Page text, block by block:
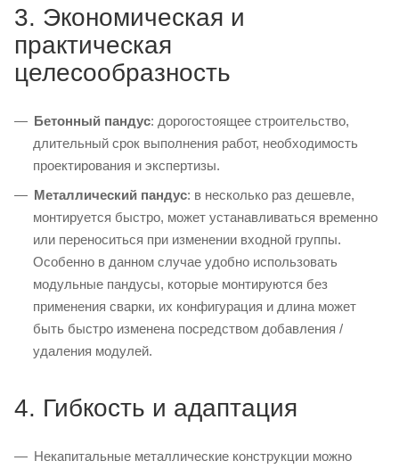
3. Экономическая и
практическая
целесообразность
Бетонный пандус: дорогостоящее строительство,
длительный срок выполнения работ, необходимость
проектирования и экспертизы.
Металлический пандус: в несколько раз дешевле,
монтируется быстро, может устанавливаться временно
или переноситься при изменении входной группы.
Особенно в данном случае удобно использовать
модульные пандусы, которые монтируются без
применения сварки, их конфигурация и длина может
быть быстро изменена посредством добавления /
удаления модулей.
4. Гибкость и адаптация
Некапитальные металлические конструкции можно